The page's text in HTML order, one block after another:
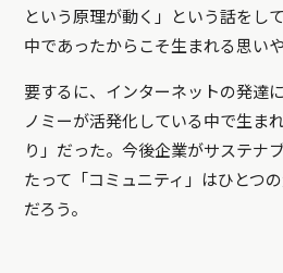
という原理が動く」という話をし
中であったからこそ生まれる思い
要するに、インターネットの発達
ノミーが活発化している中で生ま
り」だった。今後企業がサステナ
たって「コミュニティ」はひとつ
だろう。